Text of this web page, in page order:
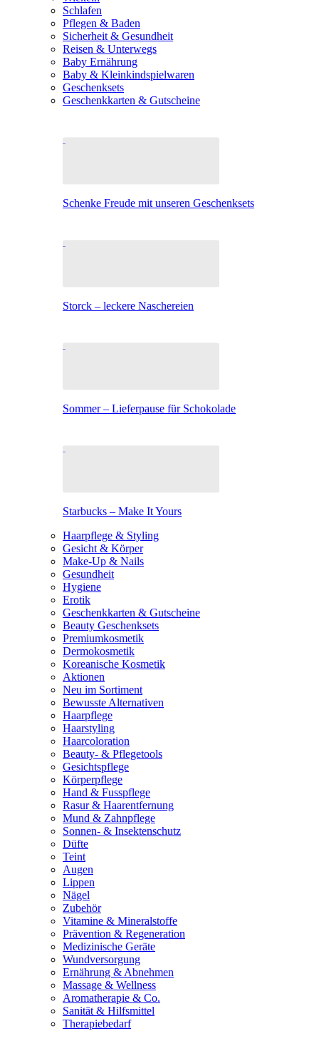
Schlafen
Pflegen & Baden
Sicherheit & Gesundheit
Reisen & Unterwegs
Baby Ernährung
Baby & Kleinkindspielwaren
Geschenksets
Geschenkkarten & Gutscheine
Schenke Freude mit unseren Geschenksets
Storck – leckere Naschereien
Sommer – Lieferpause für Schokolade
Starbucks – Make It Yours
Haarpflege & Styling
Gesicht & Körper
Make-Up & Nails
Gesundheit
Hygiene
Erotik
Geschenkkarten & Gutscheine
Beauty Geschenksets
Premiumkosmetik
Dermokosmetik
Koreanische Kosmetik
Aktionen
Neu im Sortiment
Bewusste Alternativen
Haarpflege
Haarstyling
Haarcoloration
Beauty- & Pflegetools
Gesichtspflege
Körperpflege
Hand & Fusspflege
Rasur & Haarentfernung
Mund & Zahnpflege
Sonnen- & Insektenschutz
Düfte
Teint
Augen
Lippen
Nägel
Zubehör
Vitamine & Mineralstoffe
Prävention & Regeneration
Medizinische Geräte
Wundversorgung
Ernährung & Abnehmen
Massage & Wellness
Aromatherapie & Co.
Sanität & Hilfsmittel
Therapiebedarf